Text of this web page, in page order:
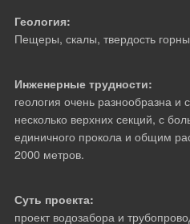
Геология:
Пещеры, скалы, твердость
Инженерные трудности:
геология очень разнообразна и
несколько верхних секций, с
единичного прокола и общим
2000 метров.
Суть проекта:
проект водозабора и